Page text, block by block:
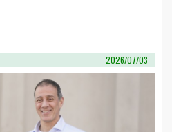
2026/07/03